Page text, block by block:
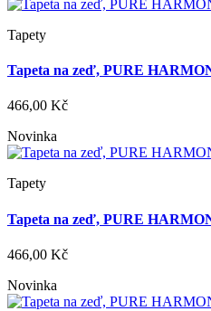
Tapety
Tapeta na zeď, PURE
466,00 Kč
Novinka
Tapety
Tapeta na zeď, PURE
466,00 Kč
Novinka